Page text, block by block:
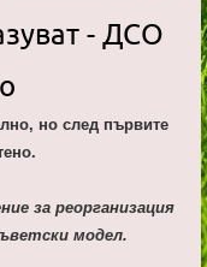
- ДСО
но след първите
за реорганизация
модел.